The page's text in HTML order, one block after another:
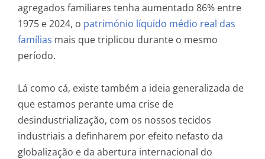
agregados familiares tenha aumentado 86% entre
1975 e 2024, o património líquido médio real das
famílias mais que triplicou durante o mesmo
período.
Lá como cá, existe também a ideia generalizada de
que estamos perante uma crise de
desindustrialização, com os nossos tecidos
industriais a definharem por efeito nefasto da
globalização e da abertura internacional do